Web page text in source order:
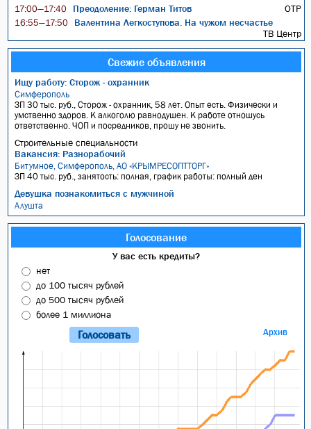
17:00—17:40 Преодоление: Герман Титов ОТР
16:55—17:50
Валентина Легкоступова. На чужом несчастье
ТВ Центр
Свежие объявления
Ищу работу: Сторож - охранник
Симферополь
ЗП 30 тыс. руб., Сторож - охранник, 58 лет. Опыт есть. Физически и
умственно здоров. К алкоголю равнодушен. К работе отношусь
ответственно. ЧОП и посредников, прошу не звонить.
Строительные специальности
Вакансия: Разнорабочий
Битумное, Симферополь, АО «КРЫМРЕСОПТТОРГ»
ЗП 40 тыс. руб., занятость: полная, график работы: полный ден
Девушка познакомиться с мужчиной
Алушта
Голосование
У вас есть кредиты?
нет
до 100 тысяч рублей
до 500 тысяч рублей
более 1 миллиона
Архив